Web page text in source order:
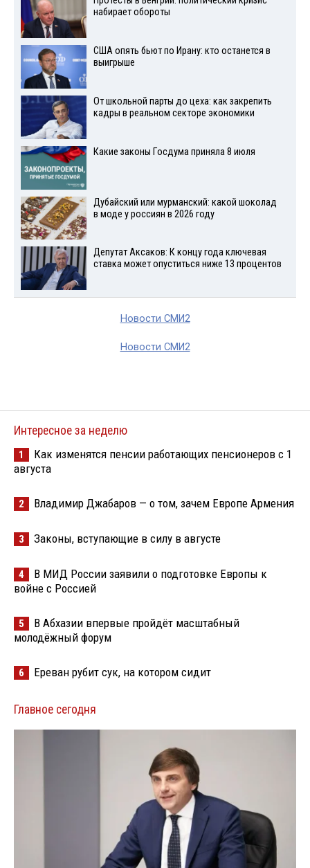
набирает обороты
США опять бьют по Ирану: кто останется в
выигрыше
От школьной парты до цеха: как закрепить
кадры в реальном секторе экономики
Какие законы Госдума приняла 8 июля
Дубайский или мурманский: какой шоколад
в моде у россиян в 2026 году
Депутат Аксаков: К концу года ключевая
ставка может опуститься ниже 13 процентов
Новости СМИ2
Новости СМИ2
Интересное за неделю
1
Как изменятся пенсии работающих пенсионеров с 1
августа
2 Владимир Джабаров — о том, зачем Европе Армения
3 Законы, вступающие в силу в августе
4
В МИД России заявили о подготовке Европы к
войне с Россией
5
В Абхазии впервые пройдёт масштабный
молодёжный форум
6 Ереван рубит сук, на котором сидит
Главное сегодня